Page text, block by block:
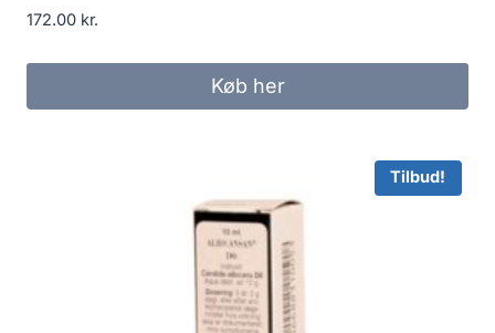
172.00 kr.
Køb her
Tilbud!